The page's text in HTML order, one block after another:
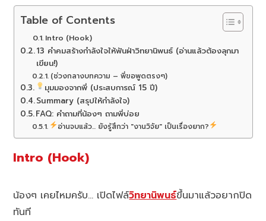
Table of Contents
Intro (Hook)
13 คำคมสร้างกำลังใจให้ฟันฝ่าวิทยานิพนธ์ (อ่านแล้วต้องลุกมา
เขียน!)
(ช่วงกลางบทความ – พี่ขอพูดตรงๆ)
มุมมองจากพี่ (ประสบการณ์ 15 ปี)
Summary (สรุปให้กำลังใจ)
FAQ: คำถามที่น้องๆ ถามพี่บ่อย
อ่านจบแล้ว... ยังรู้สึกว่า "งานวิจัย" เป็นเรื่องยาก?
Intro (Hook)
น้องๆ เคยไหมครับ… เปิดไฟล์วิทยานิพนธ์ขึ้นมาแล้วอยากปิด
ทันที